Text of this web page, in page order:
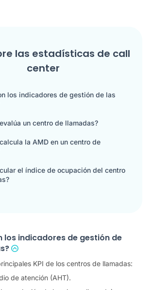
las estadísticas de call
center
los indicadores de gestión de las
un centro de llamadas?
la AMD en un centro de
el índice de ocupación del centro
los indicadores de gestión de
KPI de los centros de llamadas:
de atención (AHT).